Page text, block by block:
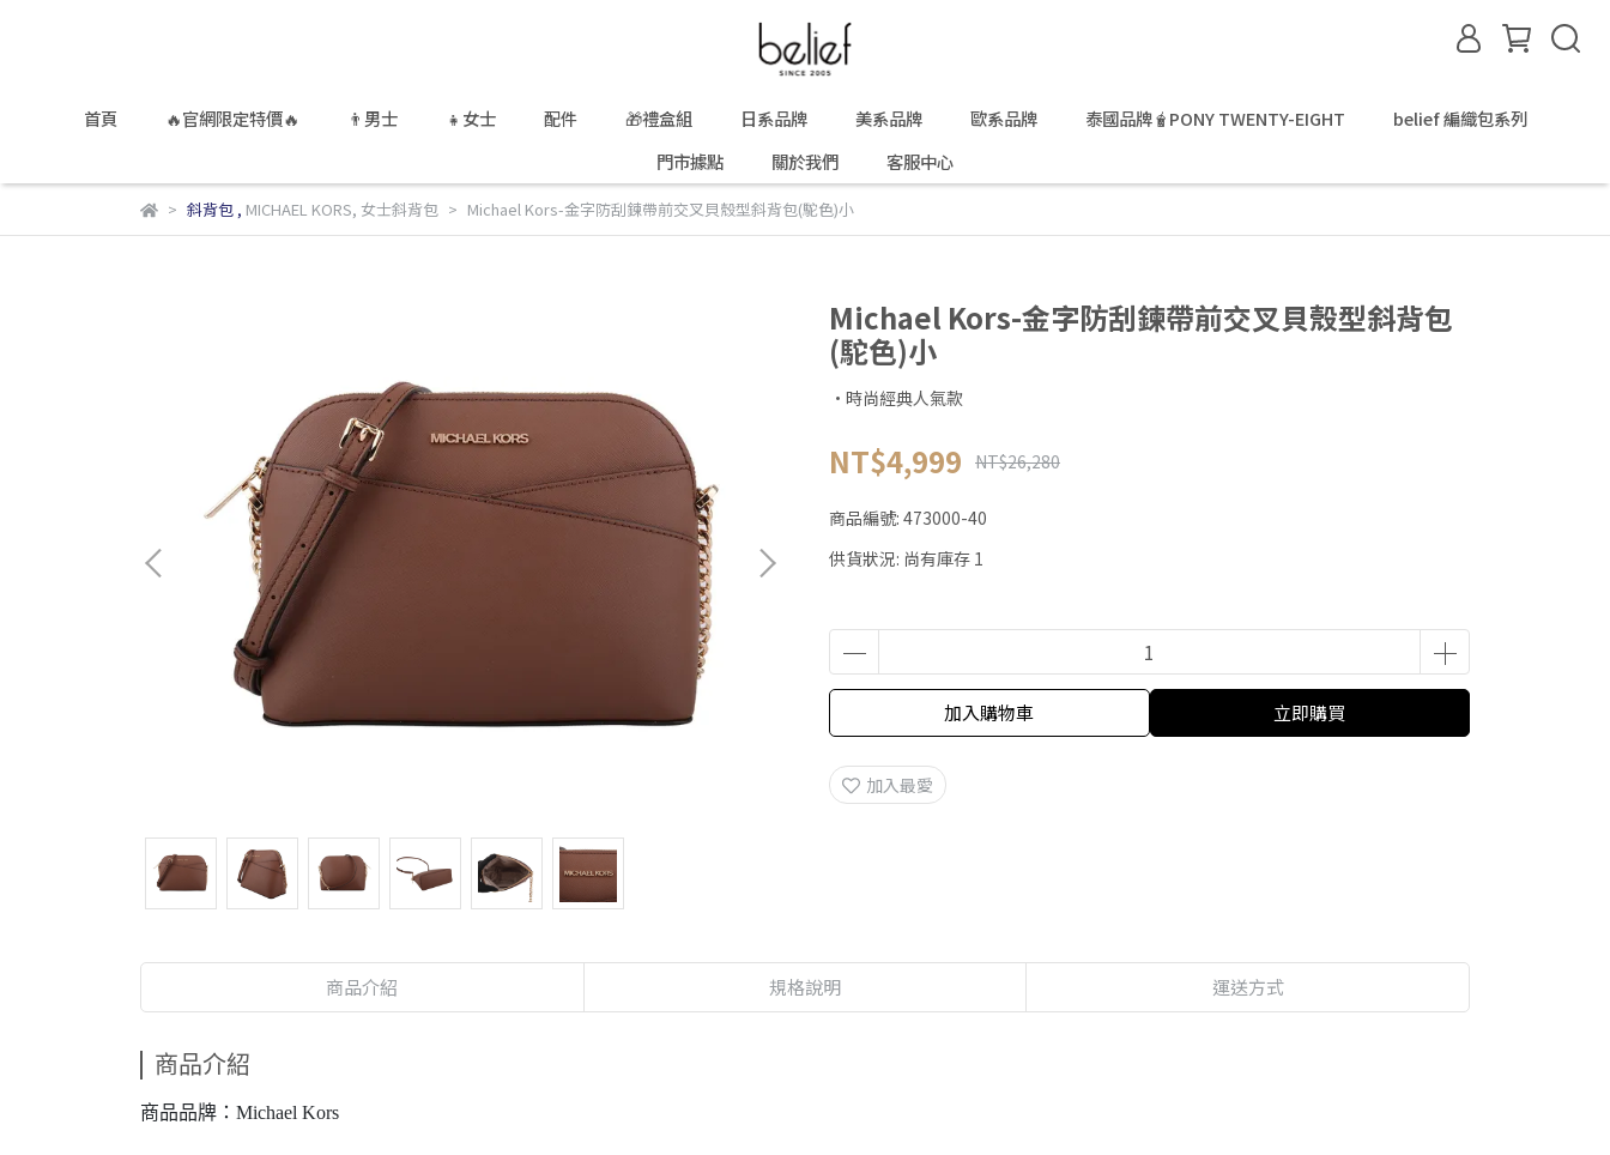
首頁 🔥官網限定特價🔥 👨男士 👧女士 配件 🎁禮盒組 日系品牌 美系品牌 歐系品牌 泰國品牌🧋PONY TWENTY-EIGHT
belief 編織包系列
門市據點
關於我們 客服中心
斜背包, MICHAEL KORS, 女士斜背包 Michael Kors-金字防刮鍊帶前交叉貝殼型斜背包(駝色)小
Michael Kors-金字防刮鍊帶前交叉貝殼型斜背包
(駝色)小
·時尚經典人氣款
NT$4,999 NT$26,280
商品編號: 473000-40
供貨狀況: 尚有庫存 1
加入購物車 立即購買
加入最愛
商品介紹 規格說明 運送方式
商品介紹
商品品牌：Michael Kors